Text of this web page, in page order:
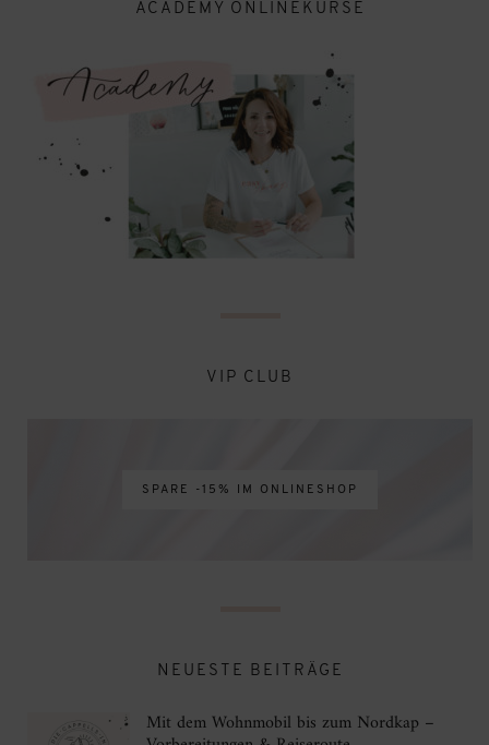
ACADEMY ONLINEKURSE
VIP CLUB
SPARE -15% IM ONLINESHOP
NEUESTE BEITRÄGE
Mit dem Wohnmobil bis zum Nordkap –